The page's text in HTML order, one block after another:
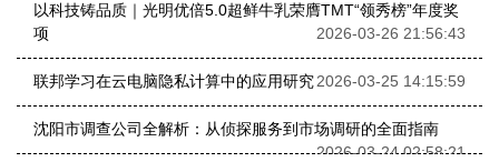
以科技铸品质｜光明优倍5.0超鲜牛乳荣膺TMT“领秀榜”年度奖
项
2026-03-26 21:56:43
联邦学习在云电脑隐私计算中的应用研究2026-03-25 14:15:59
沈阳市调查公司全解析：从侦探服务到市场调研的全面指南
2026-03-24 02:58:21